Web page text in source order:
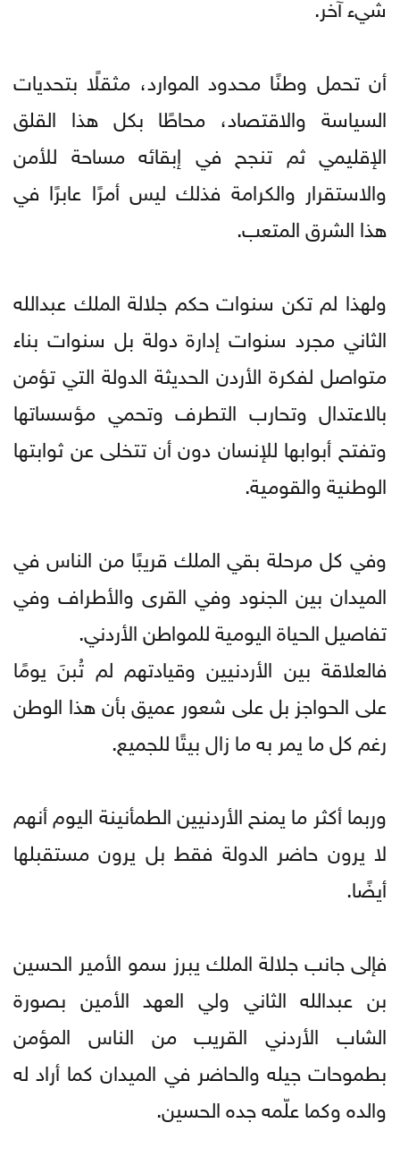
أن تحمل وطنًا محدود الموارد، مثقلًا بتحديات
السياسة والاقتصاد، محاطًا بكل هذا القلق
الإقليمي ثم تنجح في إبقائه مساحة للأمن
والاستقرار والكرامة فذلك ليس أمرًا عابرًا في
هذا الشرق المتعب.
ولهذا لم تكن سنوات حكم جلالة الملك عبدالله
الثاني مجرد سنوات إدارة دولة بل سنوات بناء
متواصل لفكرة الأردن الحديثة الدولة التي تؤمن
بالاعتدال وتحارب التطرف وتحمي مؤسساتها
وتفتح أبوابها للإنسان دون أن تتخلى عن ثوابتها
الوطنية والقومية.
وفي كل مرحلة بقي الملك قريبًا من الناس في
الميدان بين الجنود وفي القرى والأطراف وفي
تفاصيل الحياة اليومية للمواطن الأردني.
فالعلاقة بين الأردنيين وقيادتهم لم تُبنَ يومًا
على الحواجز بل على شعور عميق بأن هذا الوطن
رغم كل ما يمر به ما زال بيتًا للجميع.
وربما أكثر ما يمنح الأردنيين الطمأنينة اليوم أنهم
لا يرون حاضر الدولة فقط بل يرون مستقبلها
أيضًا.
فإلى جانب جلالة الملك يبرز سمو الأمير الحسين
بن عبدالله الثاني ولي العهد الأمين بصورة
الشاب الأردني القريب من الناس المؤمن
بطموحات جيله والحاضر في الميدان كما أراد له
والده وكما علّمه جده الحسين.